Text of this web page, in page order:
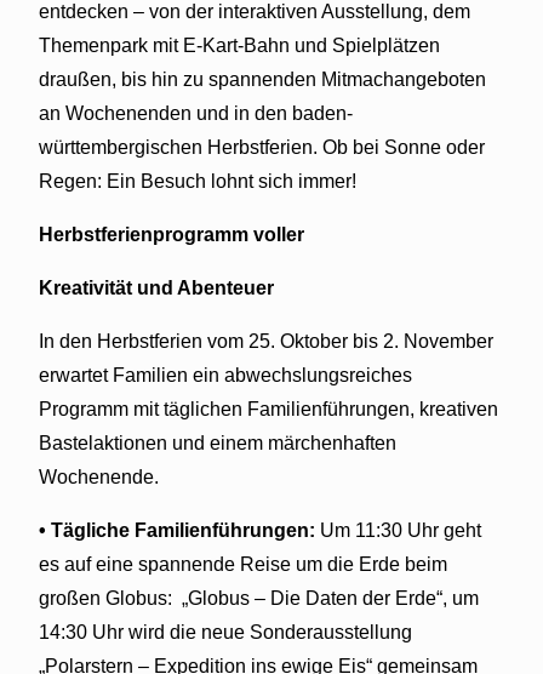
entdecken – von der interaktiven Ausstellung, dem
Themenpark mit E-Kart-Bahn und Spielplätzen
draußen, bis hin zu spannenden Mitmachangeboten
an Wochenenden und in den baden-
württembergischen Herbstferien. Ob bei Sonne oder
Regen: Ein Besuch lohnt sich immer!
Herbstferienprogramm voller
Kreativität und Abenteuer
In den Herbstferien vom 25. Oktober bis 2. November
erwartet Familien ein abwechslungsreiches
Programm mit täglichen Familienführungen, kreativen
Bastelaktionen und einem märchenhaften
Wochenende.
• Tägliche Familienführungen: Um 11:30 Uhr geht
es auf eine spannende Reise um die Erde beim
großen Globus: „Globus – Die Daten der Erde“, um
14:30 Uhr wird die neue Sonderausstellung
„Polarstern – Expedition ins ewige Eis“ gemeinsam